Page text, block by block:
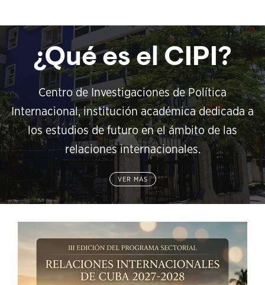
¿Qué es el CIPI?
Centro de Investigaciones de Política
Internacional, institución académica dedicada a
los estudios de futuro en el ámbito de las
relaciones internacionales.
VER MÁS